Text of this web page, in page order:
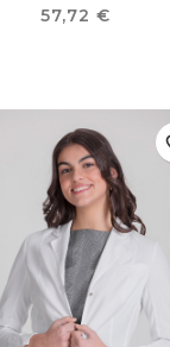
Preço
57,72 €